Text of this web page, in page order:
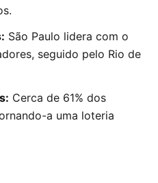
São Paulo lidera com o
seguido pelo Rio de
Cerca de 61% dos
a uma loteria